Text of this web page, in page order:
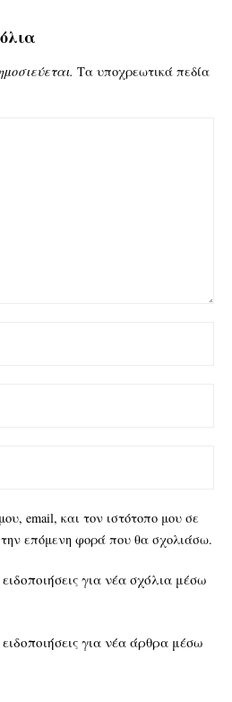
Τα υποχρεωτικά πεδία
email, και τον ιστότοπο μου σε
επόμενη φορά που θα σχολιάσω.
για νέα σχόλια μέσω
για νέα άρθρα μέσω